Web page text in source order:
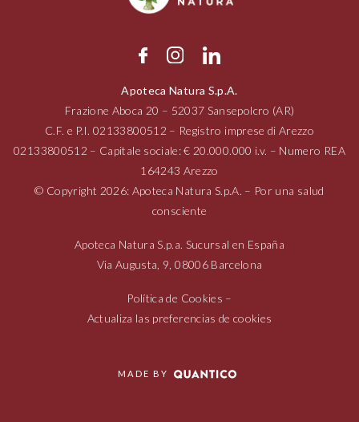
Apoteca Natura S.p.A.
Frazione Aboca 20 – 52037 Sansepolcro (AR)
C.F. e P.I.02133800512 – Registro imprese di Arezzo
02133800512 – Capitale sociale: € 20.000.000 i.v. – Numero REA
164243 Arezzo
© Copyright 2026: Apoteca Natura S.p.A. – Por una salud
consciente
Apoteca Natura S.p.a. Sucursal en España
Via Augusta, 9, 08006Barcelona
Política de Cookies –
Actualiza las preferencias de cookies
MADE BY